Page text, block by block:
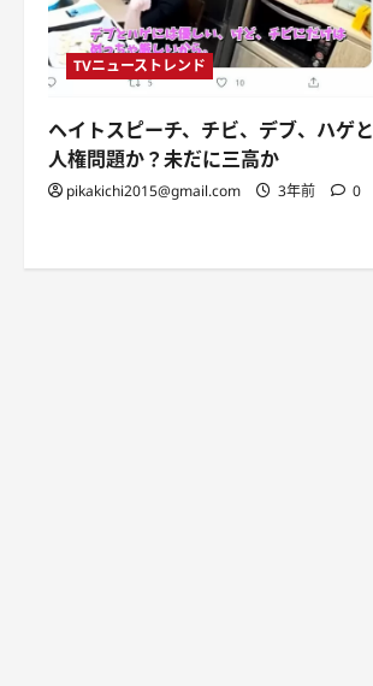
TVニューストレンド
ヘイトスピーチ、チビ、デブ、ハゲと
人権問題か？未だに三高か
pikakichi2015@gmail.com 3年前 0